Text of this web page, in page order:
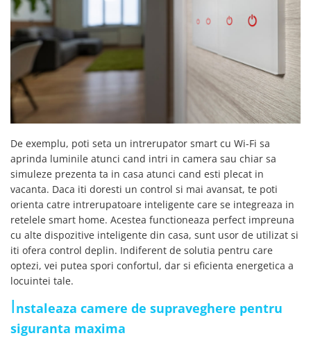
De exemplu, poti seta un intrerupator smart cu Wi-Fi sa
aprinda luminile atunci cand intri in camera sau chiar sa
simuleze prezenta ta in casa atunci cand esti plecat in
vacanta. Daca iti doresti un control si mai avansat, te poti
orienta catre intrerupatoare inteligente care se integreaza in
retelele smart home. Acestea functioneaza perfect impreuna
cu alte dispozitive inteligente din casa, sunt usor de utilizat si
iti ofera control deplin. Indiferent de solutia pentru care
optezi, vei putea spori confortul, dar si eficienta energetica a
locuintei tale.
Instaleaza camere de supraveghere pentru
siguranta maxima